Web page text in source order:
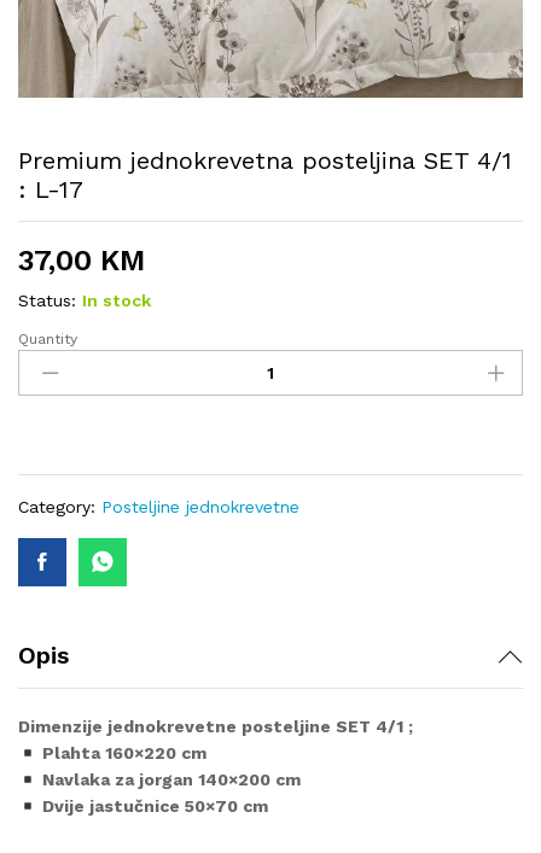
Premium jednokrevetna posteljina SET 4/1
: L-17
37,00 KM
Status: In stock
Premium
jednokrevetna
posteljina
:
L-
quantity
Quantity
Category: Posteljine jednokrevetne
Opis
Dimenzije jednokrevetne posteljine SET 4/1 ;
Plahta 160×220 cm
Navlaka za jorgan 140×200 cm
Dvije jastučnice 50×70 cm